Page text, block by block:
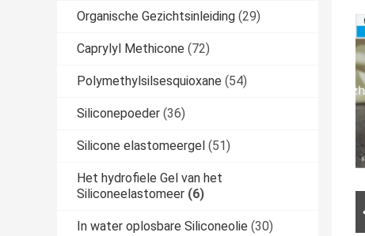
Organische Gezichtsinleiding (29)
Caprylyl Methicone (72)
Polymethylsilsesquioxane (54)
Siliconepoeder (36)
Silicone elastomeergel (51)
Het hydrofiele Gel van het
Siliconeelastomeer (6)
In water oplosbare Siliconeolie (30)